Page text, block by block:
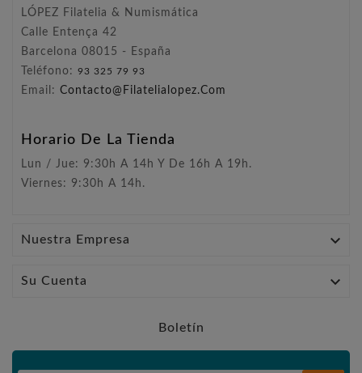
LÓPEZ Filatelia & Numismática
Calle Entença 42
Barcelona 08015 - España
Teléfono: 93 325 79 93
Email: Contacto@filatelialopez.com
Horario De La Tienda
Lun / Jue: 9:30h A 14h Y De 16h A 19h.
Viernes: 9:30h A 14h.
Nuestra Empresa 
Su Cuenta 
Boletín